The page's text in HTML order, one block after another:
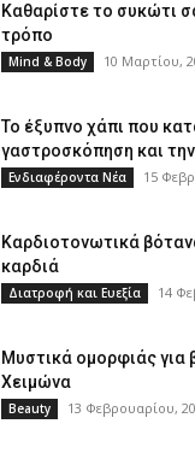
Καθαρίστε το συκώτι
τρόπο
Mind & Body 10 Μαρτίου,
Το έξυπνο χάπι που
γαστροσκόπηση και
Ενδιαφέροντα Νέα 15
Καρδιοτονωτικά
καρδιά
Διατροφή και Ευεξία 14
Μυστικά ομορφιάς για
Χειμώνα
Beauty 13 Φεβρουαρίου,